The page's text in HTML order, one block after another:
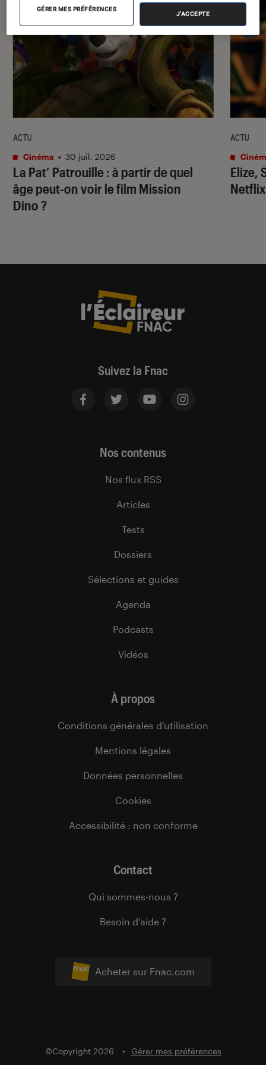
La Pat’ Patrouille: à partir de quel
âge peut-on voir le film Mission
Dino?
ACTU
Cinéma • 30 juil. 2026
Elize,
ACTU
Suivez la Fnac
Acheter sur Fnac.com
Nos contenus
Nos flux RSS
Articles
Tests
Dossiers
Sélections et guides
Agenda
Podcasts
Vidéos
À propos
Conditions générales d’utilisation
Mentions légales
Données personnelles
Cookies
Accessibilité : non conforme
Contact
Qui sommes-nous ?
Besoin d’aide ?
©Copyright 2026 Gérer mes préférences
GÉRER MES PRÉFÉRENCES
J'ACCEPTE